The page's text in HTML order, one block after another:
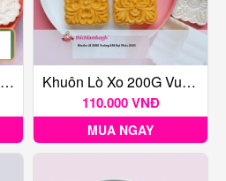
Khuôn Lò Xo 50G Ngư Cát Tường Khuôn Lò Xo 200G Vuông 4M Đại Phúc 2025
110.000 VNĐ
MUA NGAY